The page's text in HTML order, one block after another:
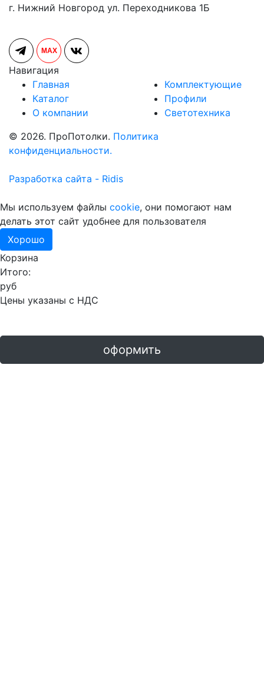
г. Нижний Новгород ул. Переходникова 1Б
MAX
Навигация
Главная
Каталог
О компании
Комплектующие
Профили
Светотехника
© 2026. ПроПотолки. Политика
конфиденциальности.
Разработка сайта - Ridis
Мы используем файлы cookie, они помогают нам
делать этот сайт удобнее для пользователя
Хорошо
Корзина
Итого:
руб
Цены указаны с НДС
оформить